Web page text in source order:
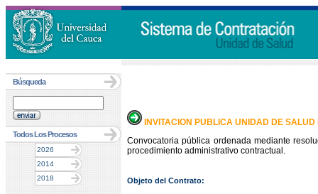
Búsqueda
Todos Los Procesos
2026
2014
2018
INVITACION PUBLICA UNIDAD DE
Convocatoria pública ordenada mediante
procedimiento administrativo contractual.
Objeto del Contrato: